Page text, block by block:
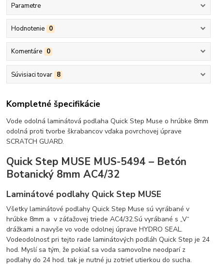
Parametre
Hodnotenie 0
Komentáre 0
Súvisiaci tovar 8
Kompletné špecifikácie
Vode odolná laminátová podlaha Quick Step Muse o hrúbke 8mm
odolná proti tvorbe škrabancov vďaka povrchovej úprave
SCRATCH GUARD.
Quick Step MUSE MUS-5494 – Betón
Botanický 8mm AC4/32
Laminátové podlahy Quick Step MUSE
Všetky laminátové podlahy Quick Step Muse sú vyrábané v
hrúbke 8mm a v záťažovej triede AC4/32.Sú vyrábané s „V“
drážkami a navyše vo vode odolnej úprave HYDRO SEAL.
Vodeodolnosť pri tejto rade laminátových podláh Quick Step je 24
hod. Myslí sa tým, že pokiaľ sa voda samovoľne neodparí z
podlahy do 24 hod. tak je nutné ju zotrieť utierkou do sucha.